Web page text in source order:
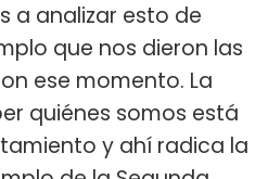
a analizar esto de
que nos dieron las
ese momento. La
quiénes somos está
y ahí radica la